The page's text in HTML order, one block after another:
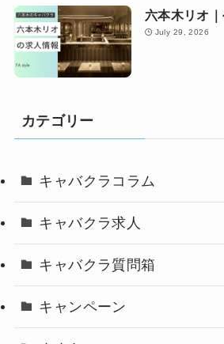
六本木リオ
July 29, 2026
カテゴリー
キャバクラコラム
キャバクラ求人
キャバクラ質問箱
キャンペーン